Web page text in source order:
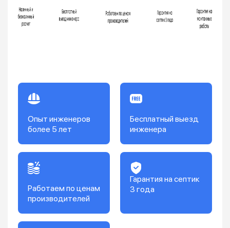
Опыт инженеров
более 5 лет
Бесплатный выезд
инженера
Работаем по ценам
производителей
Гарантия на септик
3 года